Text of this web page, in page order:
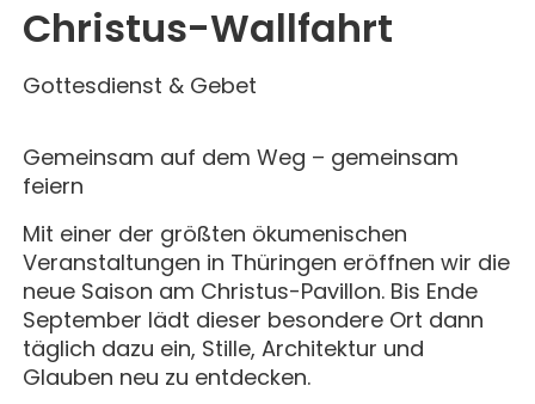
KOMMUNITÄT
CHRISTUS-PAVILLON
KINDER UND FAMILIEN
ERWACHSENENGRUPPEN
UNTERNEHMEN
VERANSTALTUNGEN
GEBET & GOTTESDIENST
KONZERTE & MEHR
SEMINARE
FÜHRUNGEN
BUCHUNG
PREISE
UNTERKUNFT & VERPFLEGUNG
ANREISE
MAGAZIN
ALLE
AKTUELLES
MITHELFEN
Christus-Wallfahrt
Gottesdienst & Gebet
Gemeinsam auf dem Weg – gemeinsam
feiern
Mit einer der größten ökumenischen
Veranstaltungen in Thüringen eröffnen wir die
neue Saison am Christus-Pavillon. Bis Ende
September lädt dieser besondere Ort dann
täglich dazu ein, Stille, Architektur und
Glauben neu zu entdecken.